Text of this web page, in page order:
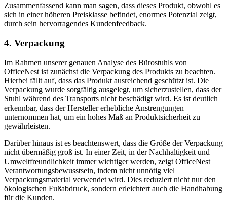
Zusammenfassend kann man sagen, dass dieses Produkt, obwohl es
sich in einer höheren Preisklasse befindet, enormes Potenzial zeigt,
durch sein hervorragendes Kundenfeedback.
4. Verpackung
Im Rahmen unserer genauen Analyse des Bürostuhls von
OfficeNest ist zunächst die Verpackung des Produkts zu beachten.
Hierbei fällt auf, dass das Produkt ausreichend geschützt ist. Die
Verpackung wurde sorgfältig ausgelegt, um sicherzustellen, dass der
Stuhl während des Transports nicht beschädigt wird. Es ist deutlich
erkennbar, dass der Hersteller erhebliche Anstrengungen
unternommen hat, um ein hohes Maß an Produktsicherheit zu
gewährleisten.
Darüber hinaus ist es beachtenswert, dass die Größe der Verpackung
nicht übermäßig groß ist. In einer Zeit, in der Nachhaltigkeit und
Umweltfreundlichkeit immer wichtiger werden, zeigt OfficeNest
Verantwortungsbewusstsein, indem nicht unnötig viel
Verpackungsmaterial verwendet wird. Dies reduziert nicht nur den
ökologischen Fußabdruck, sondern erleichtert auch die Handhabung
für die Kunden.